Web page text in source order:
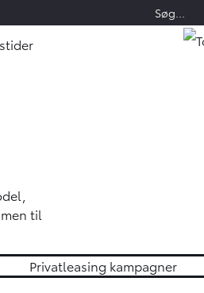
til
Privatleasing kampagner